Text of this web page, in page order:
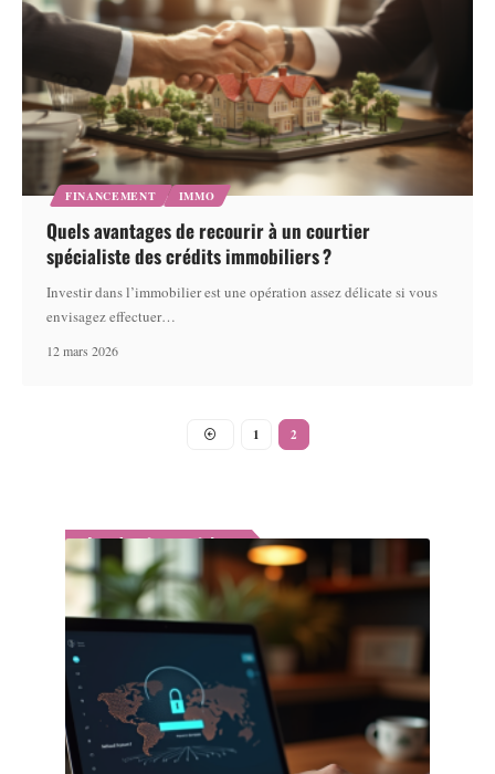
FINANCEMENT IMMO
Quels avantages de recourir à un courtier
spécialiste des crédits immobiliers ?
Investir dans l’immobilier est une opération assez délicate si vous
envisagez effectuer…
12 mars 2026
1 2
Les derniers articles